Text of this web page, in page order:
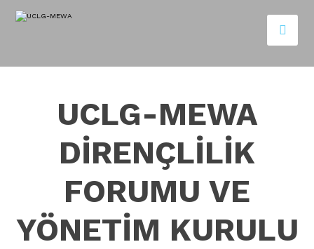
UCLG-MEWA
DİRENÇLİLİK
FORUMU VE
YÖNETİM KURULU